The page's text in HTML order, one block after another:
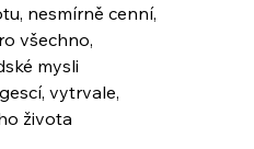
nesmírně cenní,
všechno,
mysli
vytrvale,
života